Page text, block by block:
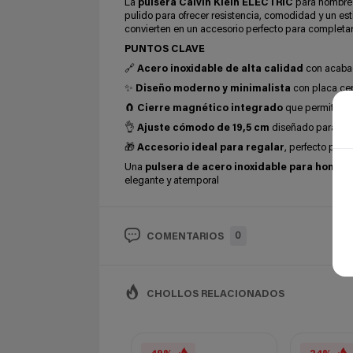
La pulsera Calvin Klein ELECTRIC para
pulido para ofrecer resistencia, comodidad y un
convierten en un accesorio perfecto para
PUNTOS CLAVE
🔗 Acero inoxidable de alta calidad con
✨ Diseño moderno y minimalista con placa
🧲 Cierre magnético integrado que permite
👌 Ajuste cómodo de 19,5 cm diseñado para
🎁 Accesorio ideal para regalar, perfecto para
Una pulsera de acero inoxidable para hombre
elegante y atemporal
COMENTARIOS 0
CHOLLOS RELACIONADOS